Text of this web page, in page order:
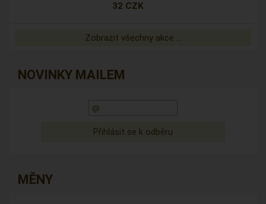
32 CZK
Zobrazit všechny akce ...
NOVINKY MAILEM
MĚNY